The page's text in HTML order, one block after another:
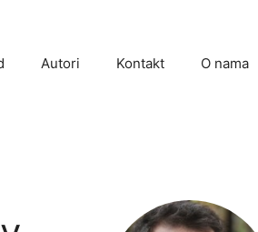
Autori Kontakt O nama